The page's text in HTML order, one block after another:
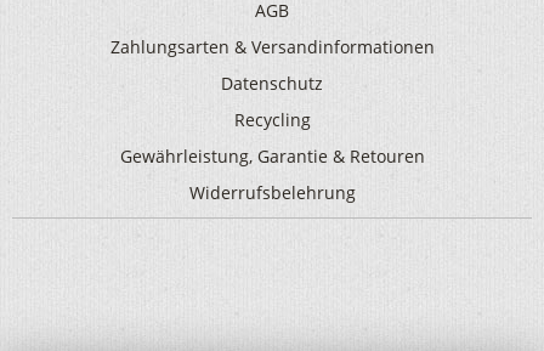
AGB
Zahlungsarten & Versandinformationen
Datenschutz
Recycling
Gewährleistung, Garantie & Retouren
Widerrufsbelehrung